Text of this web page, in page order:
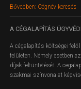
Bővebben: Cégnév keresés
A CÉGALAPÍTÁS
A cégalapítás költségei
felületen. Némely esetben
díjak feltüntetését. A
szakmai színvonalat